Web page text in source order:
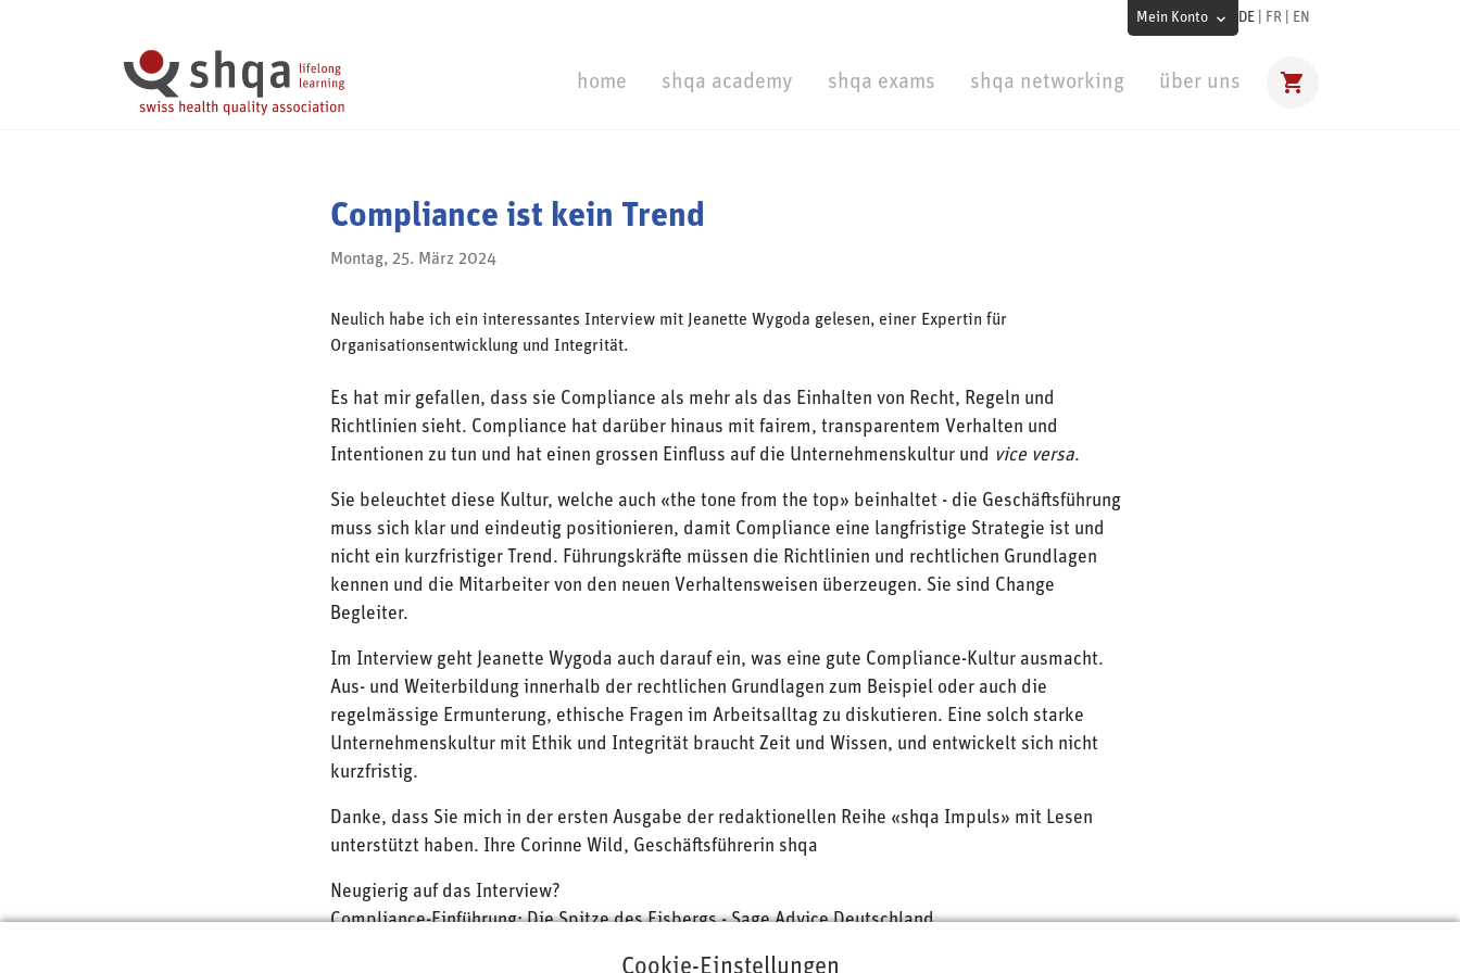
Mein Konto DE FR EN
home shqa academy shqa exams shqa networking über uns
Compliance ist kein Trend
Montag, 25. März 2024
Neulich habe ich ein interessantes Interview mit Jeanette Wygoda gelesen, einer Expertin für
Organisationsentwicklung und Integrität.
Es hat mir gefallen, dass sie Compliance als mehr als das Einhalten von Recht, Regeln und
Richtlinien sieht. Compliance hat darüber hinaus mit fairem, transparentem Verhalten und
Intentionen zu tun und hat einen grossen Einfluss auf die Unternehmenskultur und vice versa.
Sie beleuchtet diese Kultur, welche auch «the tone from the top» beinhaltet - die Geschäftsführung
muss sich klar und eindeutig positionieren, damit Compliance eine langfristige Strategie ist und
nicht ein kurzfristiger Trend. Führungskräfte müssen die Richtlinien und rechtlichen Grundlagen
kennen und die Mitarbeiter von den neuen Verhaltensweisen überzeugen. Sie sind Change
Begleiter.
Im Interview geht Jeanette Wygoda auch darauf ein, was eine gute Compliance-Kultur ausmacht.
Aus- und Weiterbildung innerhalb der rechtlichen Grundlagen zum Beispiel oder auch die
regelmässige Ermunterung, ethische Fragen im Arbeitsalltag zu diskutieren. Eine solch starke
Unternehmenskultur mit Ethik und Integrität braucht Zeit und Wissen, und entwickelt sich nicht
kurzfristig.
Danke, dass Sie mich in der ersten Ausgabe der redaktionellen Reihe «shqa Impuls» mit Lesen
unterstützt haben. Ihre Corinne Wild, Geschäftsführerin shqa
Neugierig auf das Interview?
Compliance-Einführung: Die Spitze des Eisbergs - Sage Advice Deutschland
Cookie-Einstellungen